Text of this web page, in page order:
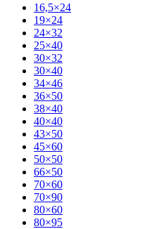
16,5×24
19×24
24×32
25×40
30×32
30×40
34×46
36×50
38×40
40×40
43×50
45×60
50×50
66×50
70×60
70×90
80×60
80×95